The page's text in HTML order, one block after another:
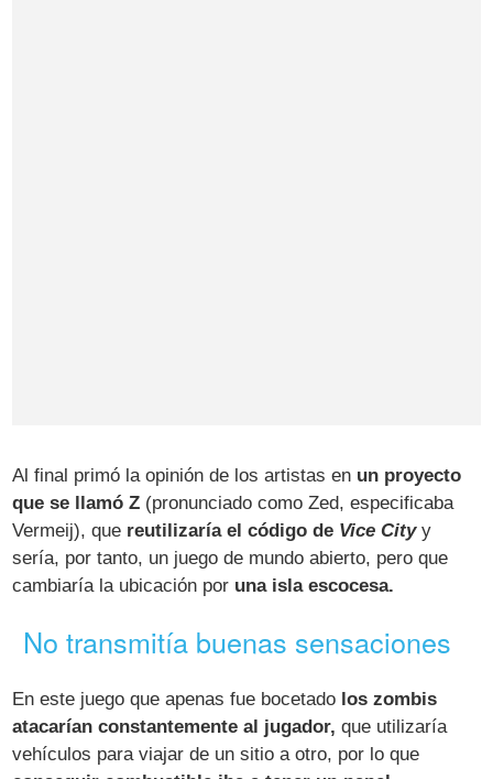
Al final primó la opinión de los artistas en un proyecto
que se llamó Z (pronunciado como Zed, especificaba
Vermeij), que reutilizaría el código de Vice Cityy
sería, por tanto, un juego de mundo abierto, pero que
cambiaría la ubicación por una isla escocesa.
No transmitía buenas sensaciones
En este juego que apenas fue bocetado los zombis
atacarían constantemente al jugador, que utilizaría
vehículos para viajar de un sitio a otro, por lo que